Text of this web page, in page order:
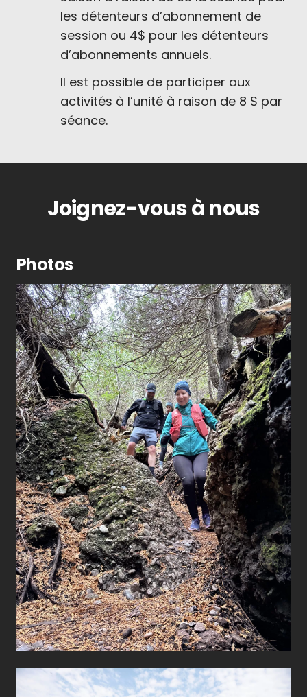
les détenteurs d’abonnement de
session ou 4$ pour les détenteurs
d’abonnements annuels.
Il est possible de participer aux
activités à l’unité à raison de 8 $ par
séance.
Joignez-vous à nous
Photos